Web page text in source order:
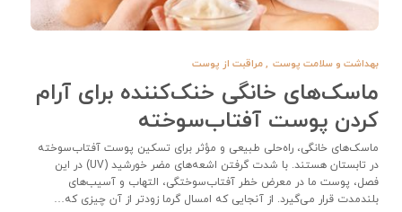
بهداشت و سلامت پوست ,مراقبت از پوست
ماسک‌های خانگی خنک‌کننده برای آرام
کردن پوست آفتاب‌سوخته
ماسک‌‌های خانگی، راه‌حلی طبیعی و مؤثر برای تسکین پوست آفتاب‌سوخته
در تابستان هستند. با شدت گرفتن اشعه‌های مضر خورشید (UV) در این
فصل، پوست ما در معرض خطر آفتاب‌سوختگی، التهاب و آسیب‌های
بلندمدت قرار می‌گیرد. از آنجایی که امسال گرما زودتر از آن چیزی که…